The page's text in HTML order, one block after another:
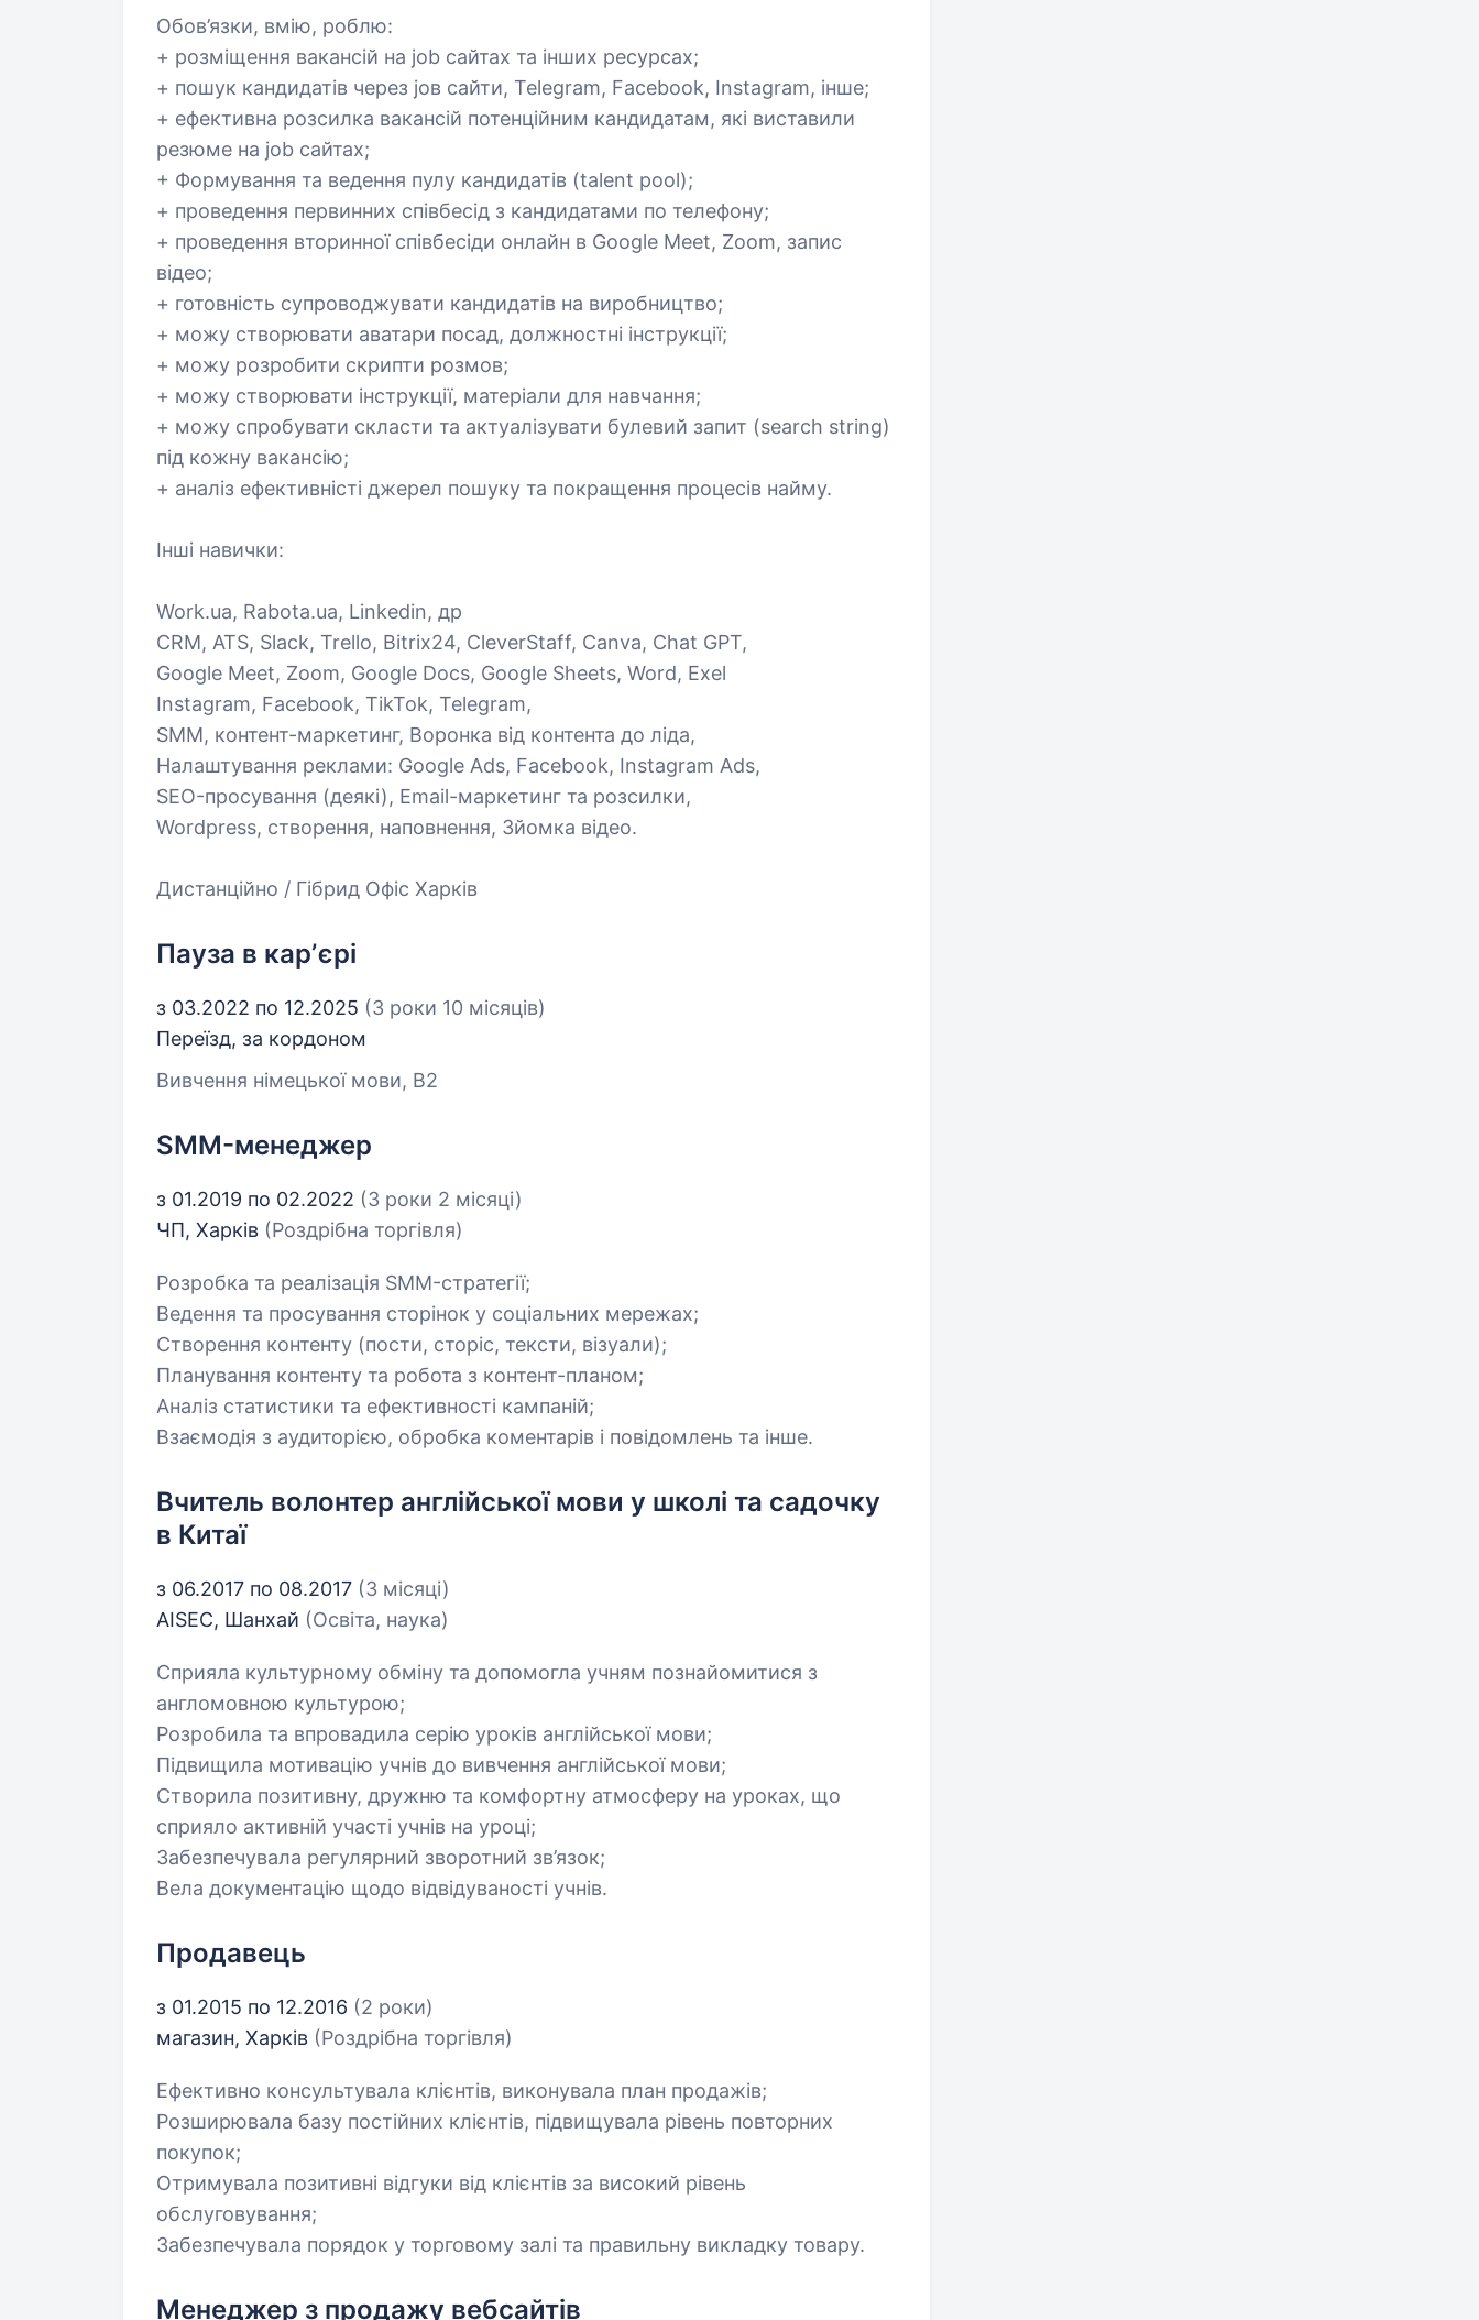
Обов’язки, вмію, роблю:
+ розміщення вакансій на job сайтах та інших ресурсах;
+ пошук кандидатів через јов сайти, Telegram, Facebook, Instagram, інше;
+ ефективна розсилка вакансій потенційним кандидатам, які виставили
резюме на јоb сайтах;
+ Формування та ведення пулу кандидатів (talent pool);
+ проведення первинних співбесід з кандидатами по телефону;
+ проведення вторинної співбесіди онлайн в Google Meet, Zoom, запис
відео;
+ готовність супроводжувати кандидатів на виробництво;
+ можу створювати аватари посад, должностні інструкції;
+ можу розробити скрипти розмов;
+ можу створювати інструкції, матеріали для навчання;
+ можу спробувати скласти та актуалізувати булевий запит (search string)
під кожну вакансію;
+ аналіз ефективністі джерел пошуку та покращення процесів найму.
Інші навички:
Work.ua, Rabota.ua, Linkedin, др
CRM, ATS, Slack, Trello, Bitrix24, CleverStaff, Canva, Chat GPT,
Google Meet, Zoom, Google Docs, Google Sheets, Word, Exel
Instagram, Facebook, TikTok, Telegram,
SMM, контент-маркетинг, Воронка від контента до ліда,
Налаштування реклами: Google Ads, Facebook, Instagram Ads,
SEO-просування (деякі), Email-маркетинг та розсилки,
Wordpress, створення, наповнення, Зйомка відео.
Дистанційно / Гібрид Офіс Харків
Пауза в карʼєрі
з 03.2022 по 12.2025 (3 роки 10 місяців)
Переїзд, за кордоном
Вивчення німецької мови, B2
SMM-менеджер
з 01.2019 по 02.2022 (3 роки 2 місяці)
ЧП, Харків (Роздрібна торгівля)
Розробка та реалізація SMM-стратегії;
Ведення та просування сторінок у соціальних мережах;
Створення контенту (пости, сторіс, тексти, візуали);
Планування контенту та робота з контент-планом;
Аналіз статистики та ефективності кампаній;
Взаємодія з аудиторією, обробка коментарів і повідомлень та інше.
Вчитель волонтер англійської мови у школі та садочку
в Китаї
з 06.2017 по 08.2017 (3 місяці)
AISEC, Шанхай (Освіта, наука)
Сприяла культурному обміну та допомогла учням познайомитися з
англомовною культурою;
Розробила та впровадила серію уроків англійської мови;
Підвищила мотивацію учнів до вивчення англійської мови;
Створила позитивну, дружню та комфортну атмосферу на уроках, що
сприяло активній участі учнів на уроці;
Забезпечувала регулярний зворотний зв’язок;
Вела документацію щодо відвідуваності учнів.
Продавець
з 01.2015 по 12.2016 (2 роки)
магазин, Харків (Роздрібна торгівля)
Ефективно консультувала клієнтів, виконувала план продажів;
Розширювала базу постійних клієнтів, підвищувала рівень повторних
покупок;
Отримувала позитивні відгуки від клієнтів за високий рівень
обслуговування;
Забезпечувала порядок у торговому залі та правильну викладку товару.
Менеджер з продажу вебсайтів